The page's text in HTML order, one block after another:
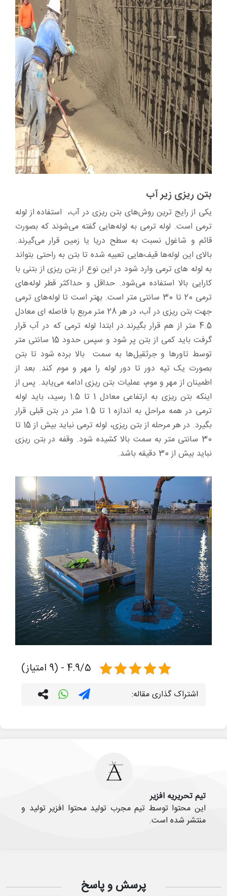
بتن ریزی زیر آب
یکی از رایج ترین روش‌های بتن ریزی در آب، استفاده از لوله
ترمی است. لوله ترمی به لوله‌هایی گفته می‌شوند که بصورت
قائم و شاغول نسبت به سطح دریا یا زمین قرار می‌گیرند.
بالای این لوله‌ها قیف‌هایی تعبیه شده تا بتن به راحتی بتواند
به لوله های ترمی وارد شود در این نوع از بتن ریزی از بتنی با
کارایی بالا استفاده می‌شود. حداقل و حداکثر قطر لوله‌های
ترمی 20 تا 30 سانتی متر است. بهتر است تا لوله‌های ترمی
جهت بتن ریزی در آب، در هر 28 متر مربع با فاصله ای معادل
4.5 متر از هم قرار بگیرند.در ابتدا لوله ترمی که در آب قرار
گرفت باید کمی از بتن پر شود و سپس حدود 15 سانتی متر
توسط تاورها و جرثقیل‌ها به سمت بالا برده شود تا بتن
بصورت یک تپه دور تا دور لوله را مهر و موم کند. بعد از
اطمینان از مهر و موم، عملیات بتن ریزی ادامه می‌یابد. پس از
اینکه بتن ریزی به ارتفاعی معادل 1 تا 1.5 رسید، باید لوله
ترمی در همه مراحل به اندازه 1 تا 1.5 متر در بتن قبلی قرار
بگیرد. در هر مرحله از بتن ریزی، لوله ترمی نباید بیش از 15 تا
30 سانتی متر به سمت بالا کشیده شود. وقفه در بتن ریزی
نباید بیش از 30 دقیقه باشد.
4.9/5 - (9 امتیاز)
اشتراک گذاری مقاله:
تیم تحریریه افزیر
این محتوا توسط تیم مجرب تولید محتوا افزیر تولید و
منتشر شده است.
پرسش و پاسخ